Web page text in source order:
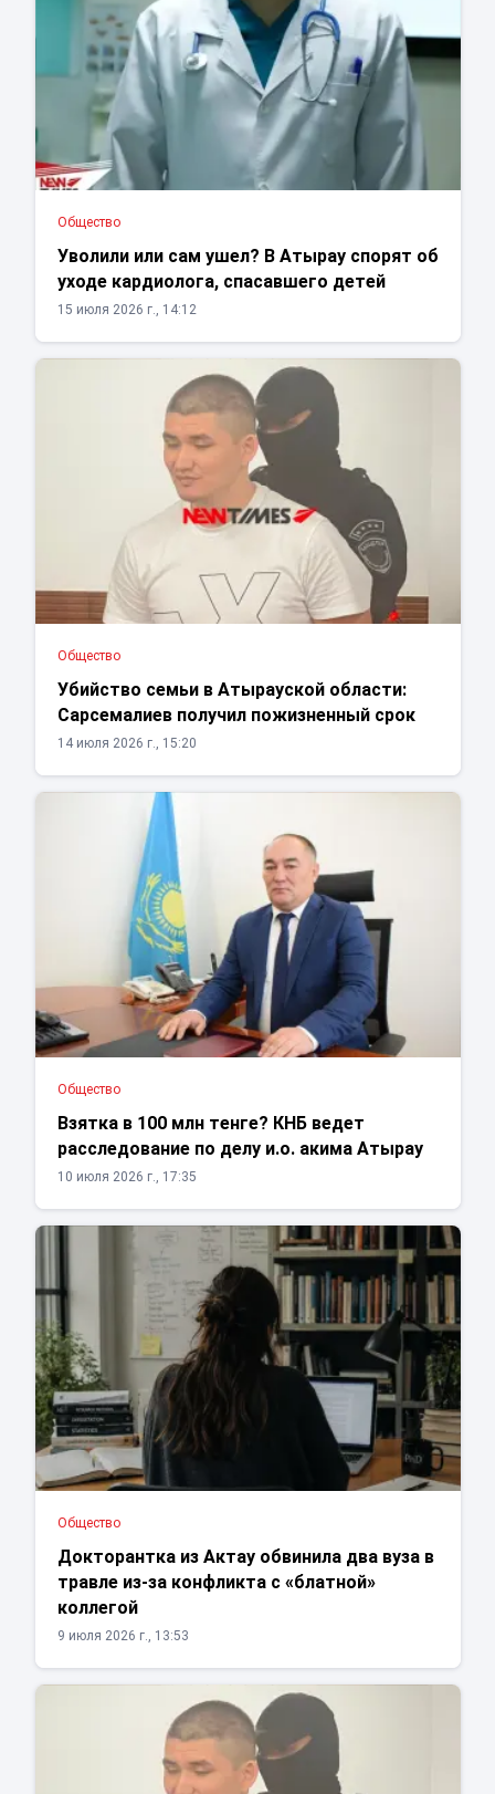
Общество
Уволили или сам ушел? В Атырау спорят об
уходе кардиолога, спасавшего детей
15 июля 2026 г., 14:12
Общество
Убийство семьи в Атырауской области:
Сарсемалиев получил пожизненный срок
14 июля 2026 г., 15:20
Общество
Взятка в 100 млн тенге? КНБ ведет
расследование по делу и.о. акима Атырау
10 июля 2026 г., 17:35
Общество
Докторантка из Актау обвинила два вуза в
травле из-за конфликта с «блатной»
коллегой
9 июля 2026 г., 13:53